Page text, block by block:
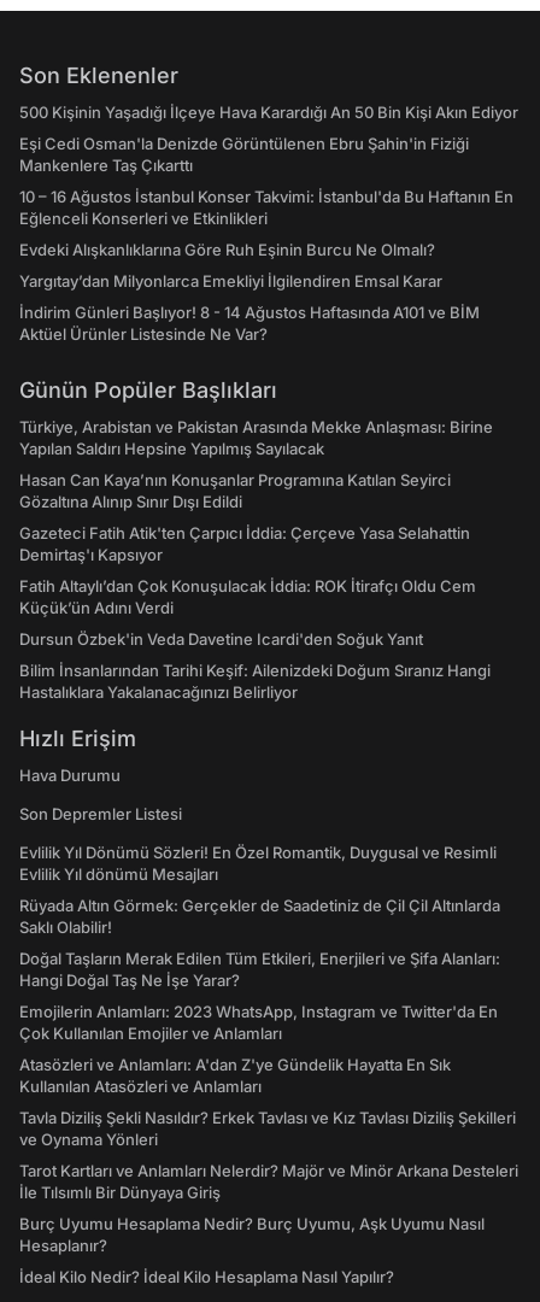
Son Eklenenler
500 Kişinin Yaşadığı İlçeye Hava Karardığı An 50 Bin Kişi Akın Ediyor
Eşi Cedi Osman'la Denizde Görüntülenen Ebru Şahin'in Fiziği
Mankenlere Taş Çıkarttı
10 – 16 Ağustos İstanbul Konser Takvimi: İstanbul'da Bu Haftanın En
Eğlenceli Konserleri ve Etkinlikleri
Evdeki Alışkanlıklarına Göre Ruh Eşinin Burcu Ne Olmalı?
Yargıtay’dan Milyonlarca Emekliyi İlgilendiren Emsal Karar
İndirim Günleri Başlıyor! 8 - 14 Ağustos Haftasında A101 ve BİM
Aktüel Ürünler Listesinde Ne Var?
Günün Popüler Başlıkları
Türkiye, Arabistan ve Pakistan Arasında Mekke Anlaşması: Birine
Yapılan Saldırı Hepsine Yapılmış Sayılacak
Hasan Can Kaya’nın Konuşanlar Programına Katılan Seyirci
Gözaltına Alınıp Sınır Dışı Edildi
Gazeteci Fatih Atik'ten Çarpıcı İddia: Çerçeve Yasa Selahattin
Demirtaş'ı Kapsıyor
Fatih Altaylı’dan Çok Konuşulacak İddia: ROK İtirafçı Oldu Cem
Küçük’ün Adını Verdi
Dursun Özbek'in Veda Davetine Icardi'den Soğuk Yanıt
Bilim İnsanlarından Tarihi Keşif: Ailenizdeki Doğum Sıranız Hangi
Hastalıklara Yakalanacağınızı Belirliyor
Hızlı Erişim
Hava Durumu
Son Depremler Listesi
Evlilik Yıl Dönümü Sözleri! En Özel Romantik, Duygusal ve Resimli
Evlilik Yıl dönümü Mesajları
Rüyada Altın Görmek: Gerçekler de Saadetiniz de Çil Çil Altınlarda
Saklı Olabilir!
Doğal Taşların Merak Edilen Tüm Etkileri, Enerjileri ve Şifa Alanları:
Hangi Doğal Taş Ne İşe Yarar?
Emojilerin Anlamları: 2023 WhatsApp, Instagram ve Twitter'da En
Çok Kullanılan Emojiler ve Anlamları
Atasözleri ve Anlamları: A'dan Z'ye Gündelik Hayatta En Sık
Kullanılan Atasözleri ve Anlamları
Tavla Diziliş Şekli Nasıldır? Erkek Tavlası ve Kız Tavlası Diziliş Şekilleri
ve Oynama Yönleri
Tarot Kartları ve Anlamları Nelerdir? Majör ve Minör Arkana Desteleri
İle Tılsımlı Bir Dünyaya Giriş
Burç Uyumu Hesaplama Nedir? Burç Uyumu, Aşk Uyumu Nasıl
Hesaplanır?
İdeal Kilo Nedir? İdeal Kilo Hesaplama Nasıl Yapılır?